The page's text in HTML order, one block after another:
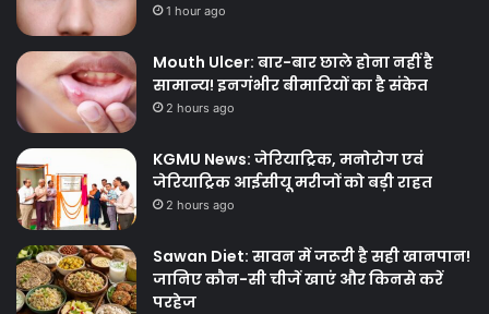
1 hour ago
Mouth Ulcer: बार-बार छाले होना नहीं है
सामान्य! इनगंभीर बीमारियों का है संकेत
2 hours ago
KGMU News: जेरियाट्रिक, मनोरोग एवं
जेरियाट्रिक आईसीयू मरीजों को बड़ी राहत
2 hours ago
Sawan Diet: सावन में जरूरी है सही खानपान!
जानिए कौन-सी चीजें खाएं और किनसे करें
परहेज